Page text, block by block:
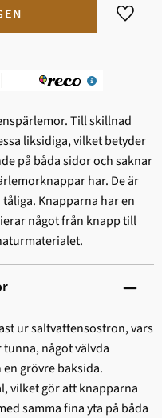
Lägg
Till skillnad
liksidiga, vilket betyder
på båda sidor och saknar
har. De är
Knapparna har en
något från knapp till
ur saltvattensostron, vars
något välvda
grövre baksida.
vilket gör att knapparna
samma fina yta på båda